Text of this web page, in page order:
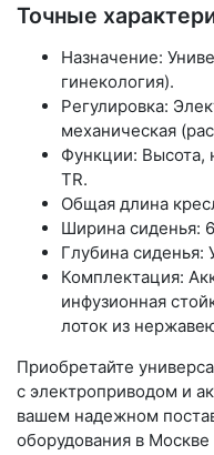
Точные
Назначение:
гинекология).
Регулировка:
механическая
Функции: Высота,
TR.
Общая длина
Ширина сиденья:
Глубина сиденья:
Комплектация:
инфузионная
лоток из
Приобретайте
с электроприводом и
вашем надежном
оборудования в Москве